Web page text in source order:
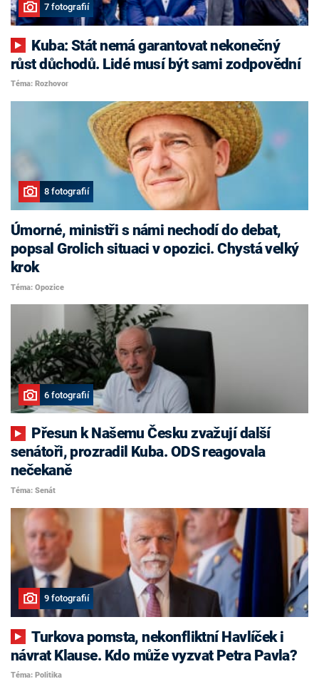
7 fotografií
růst důchodů. Lidé musí být sami zodpovědní
Téma: Rozhovor
8 fotografií
Úmorné, ministři s námi nechodí do debat,
popsal Grolich situaci v opozici. Chystá velký
krok
Téma: Opozice
6 fotografií
senátoři, prozradil Kuba. ODS reagovala
nečekaně
Téma: Senát
9 fotografií
Turkova pomsta, nekonfliktní Havlíček i
návrat Klause. Kdo může vyzvat Petra Pavla?
Téma: Politika